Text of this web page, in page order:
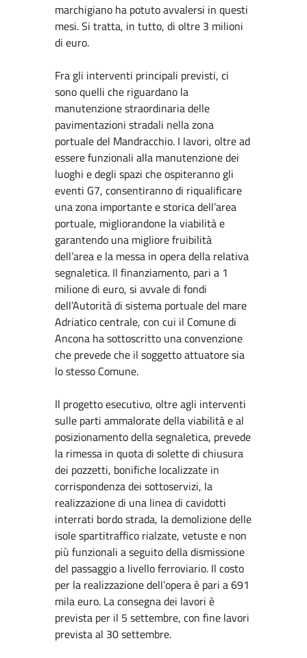
marchigiano ha potuto avvalersi in questi
mesi. Si tratta, in tutto, di oltre 3 milioni
di euro.
Fra gli interventi principali previsti, ci
sono quelli che riguardano la
manutenzione straordinaria delle
pavimentazioni stradali nella zona
portuale del Mandracchio. I lavori, oltre ad
essere funzionali alla manutenzione dei
luoghi e degli spazi che ospiteranno gli
eventi G7, consentiranno di riqualificare
una zona importante e storica dell’area
portuale, migliorandone la viabilità e
garantendo una migliore fruibilità
dell’area e la messa in opera della relativa
segnaletica. Il finanziamento, pari a 1
milione di euro, si avvale di fondi
dell’Autorità di sistema portuale del mare
Adriatico centrale, con cui il Comune di
Ancona ha sottoscritto una convenzione
che prevede che il soggetto attuatore sia
lo stesso Comune.
Il progetto esecutivo, oltre agli interventi
sulle parti ammalorate della viabilità e al
posizionamento della segnaletica, prevede
la rimessa in quota di solette di chiusura
dei pozzetti, bonifiche localizzate in
corrispondenza dei sottoservizi, la
realizzazione di una linea di cavidotti
interrati bordo strada, la demolizione delle
isole spartitraffico rialzate, vetuste e non
più funzionali a seguito della dismissione
del passaggio a livello ferroviario. Il costo
per la realizzazione dell’opera è pari a 691
mila euro. La consegna dei lavori è
prevista per il 5 settembre, con fine lavori
prevista al 30 settembre.